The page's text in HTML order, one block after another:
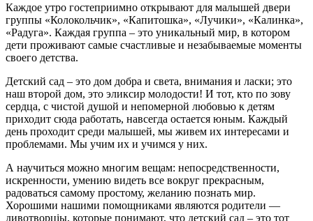
Каждое утро гостеприимно открывают для малышей двери
группы «Колокольчик», «Капитошка», «Лучики», «Калинка»,
«Радуга». Каждая группа – это уникальный мир, в котором
дети проживают самые счастливые и незабываемые моменты
своего детства.
Детский сад – это дом добра и света, внимания и ласки; это
наш второй дом, это эликсир молодости! И тот, кто по зову
сердца, с чистой душой и непомерной любовью к детям
приходит сюда работать, навсегда остается юным. Каждый
день проходит среди малышей, мы живем их интересами и
проблемами. Мы учим их и учимся у них.
А научиться можно многим вещам: непосредственности,
искренности, умению видеть все вокруг прекрасным,
радоваться самому простому, желанию познать мир.
Хорошими нашими помощниками являются родители —
дивотворціы, которые понимают, что детский сад – это тот